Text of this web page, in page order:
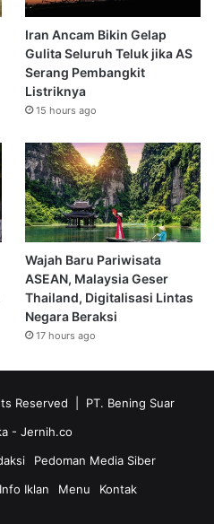
Iran Ancam Bikin Gelap
Gulita Seluruh Teluk jika AS
Serang Pembangkit
Listriknya
15 hours ago
Wajah Baru Pariwisata
ASEAN, Malaysia Geser
Thailand, Digitalisasi Lintas
Negara Beraksi
17 hours ago
Reserved | PT. Bening Suar
- Jernih.co
Pedoman Media Siber
Info Iklan Menu Kontak